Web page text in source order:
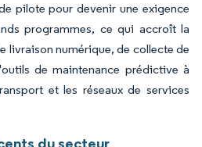
pilote pour devenir une exigence
programmes, ce qui accroît la
livraison numérique, de collecte de
de maintenance prédictive à
et les réseaux de services
du secteur